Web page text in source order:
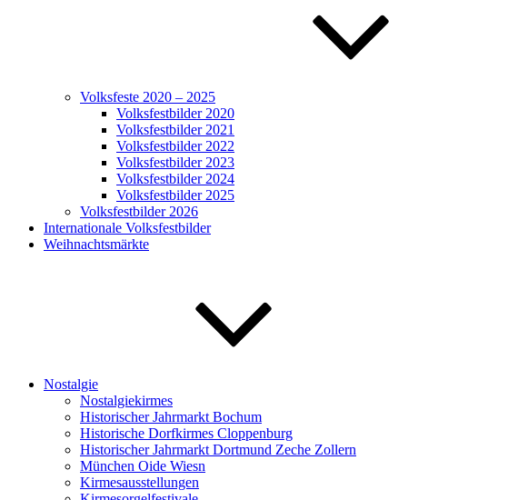
Volksfeste 2020 – 2025
Volksfestbilder 2020
Volksfestbilder 2021
Volksfestbilder 2022
Volksfestbilder 2023
Volksfestbilder 2024
Volksfestbilder 2025
Volksfestbilder 2026
Internationale Volksfestbilder
Weihnachtsmärkte
Nostalgie
Nostalgiekirmes
Historischer Jahrmarkt Bochum
Historische Dorfkirmes Cloppenburg
Historischer Jahrmarkt Dortmund Zeche Zollern
München Oide Wiesn
Kirmesausstellungen